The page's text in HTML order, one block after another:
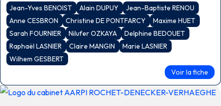
Jean-Yves BENOIST Alain DUPUY
Jean-Baptiste RENOU
Anne CESBRON
Christine DE PONTFARCY
Maxime HUET
Sarah FOURNIER
Nilufer OZKAYA
Delphine BEDOUET
Raphaël LASNIER
Claire MANGIN
Marie LASNIER
Wilhem GESBERT
Voir la fiche